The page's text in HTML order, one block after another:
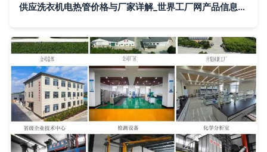
供应洗衣机电热管价格与厂家详解_世界工厂网产品信息库推荐